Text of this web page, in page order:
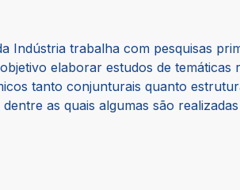
Indústria trabalha com pesquisas
elaborar estudos de temáticas
tanto conjunturais quanto
as quais algumas são